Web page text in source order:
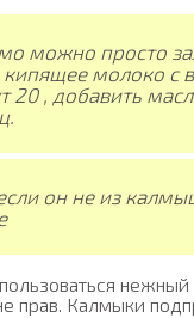
можно просто
кипящее молоко с
20 , добавить
он не из
прав. Калмыки